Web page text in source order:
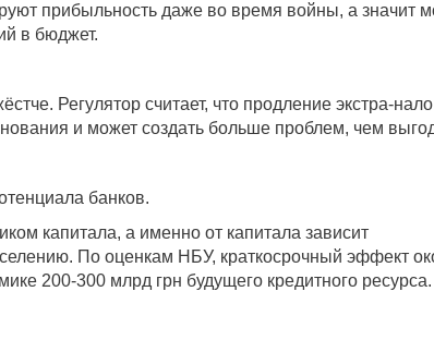
прибыльность даже во время войны, а значит
в бюджет.
Регулятор считает, что продление экстра-
и может создать больше проблем, чем
банков.
капитала, а именно от капитала зависит
По оценкам НБУ, краткосрочный эффект
200-300 млрд грн будущего кредитного ресурса.